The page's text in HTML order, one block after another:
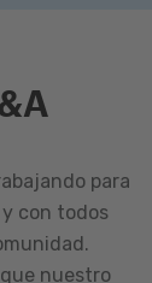
para
con todos
nuestro